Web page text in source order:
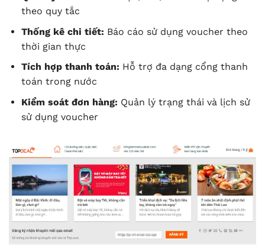
theo quy tắc
Thống kê chi tiết: Báo cáo sử dụng voucher theo
thời gian thực
Tích hợp thanh toán: Hỗ trợ đa dạng cổng thanh
toán trong nước
Kiểm soát đơn hàng: Quản lý trạng thái và lịch sử
sử dụng voucher